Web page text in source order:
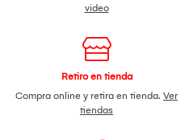
video
Retiro en tienda
Compra online y retira en tienda. Ver
tiendas